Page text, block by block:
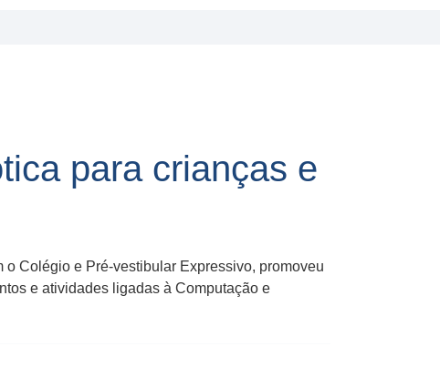
para crianças e
Colégio e Pré-vestibular Expressivo, promoveu
e atividades ligadas à Computação e